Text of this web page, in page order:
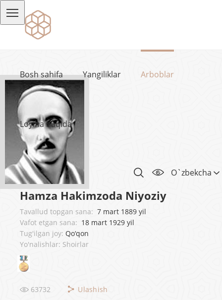
Bosh sahifa Yangiliklar Arboblar
Loyiha haqida
O`zbekcha
Hamza Hakimzoda Niyoziy
Tavallud topgan sana: 7 mart 1889 yil
Vafot etgan sana: 18 mart 1929 yil
Tug'ilgan joy: Qo‘qon
Yo'nalishlar: Shoirlar
63732 Ulashish